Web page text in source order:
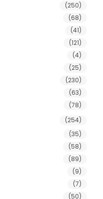
(250)
(68)
(41)
(121)
(4)
(25)
(230)
(63)
(78)
(254)
(35)
(58)
(89)
(9)
(7)
(50)